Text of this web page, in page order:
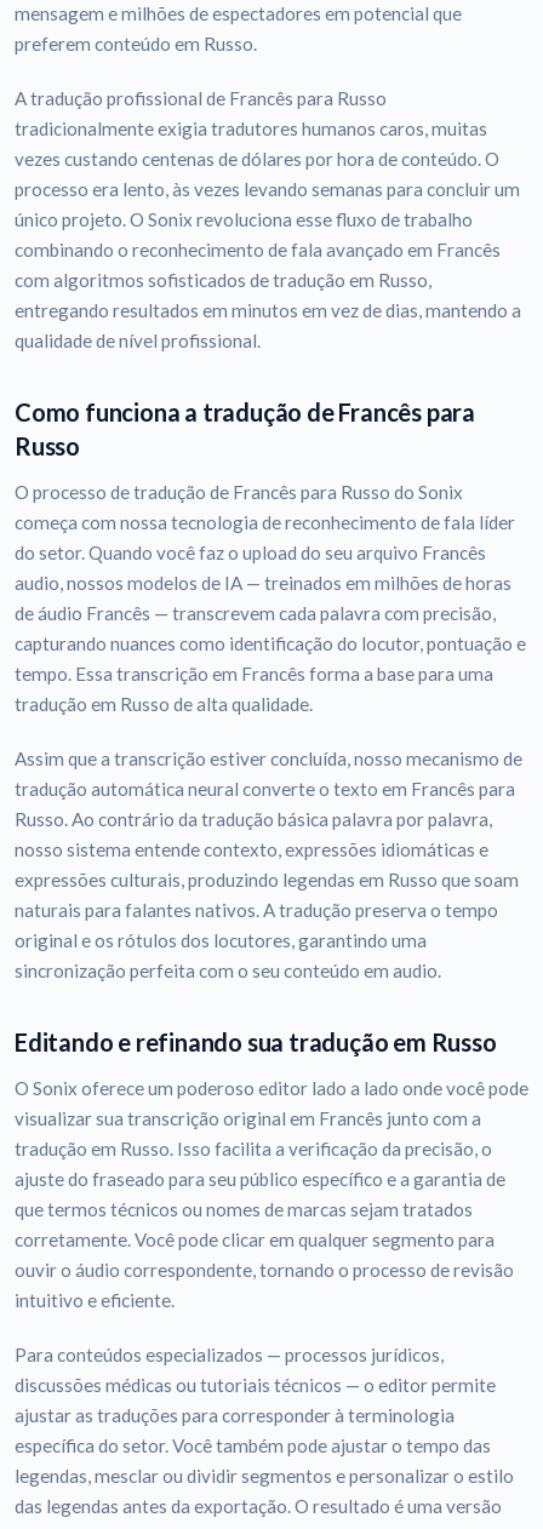
mensagem e milhões de espectadores em potencial que
preferem conteúdo em Russo.
A tradução profissional de Francês para Russo
tradicionalmente exigia tradutores humanos caros, muitas
vezes custando centenas de dólares por hora de conteúdo. O
processo era lento, às vezes levando semanas para concluir um
único projeto. O Sonix revoluciona esse fluxo de trabalho
combinando o reconhecimento de fala avançado em Francês
com algoritmos sofisticados de tradução em Russo,
entregando resultados em minutos em vez de dias, mantendo a
qualidade de nível profissional.
Como funciona a tradução de Francês para
Russo
O processo de tradução de Francês para Russo do Sonix
começa com nossa tecnologia de reconhecimento de fala líder
do setor. Quando você faz o upload do seu arquivo Francês
audio, nossos modelos de IA — treinados em milhões de horas
de áudio Francês — transcrevem cada palavra com precisão,
capturando nuances como identificação do locutor, pontuação e
tempo. Essa transcrição em Francês forma a base para uma
tradução em Russo de alta qualidade.
Assim que a transcrição estiver concluída, nosso mecanismo de
tradução automática neural converte o texto em Francês para
Russo. Ao contrário da tradução básica palavra por palavra,
nosso sistema entende contexto, expressões idiomáticas e
expressões culturais, produzindo legendas em Russo que soam
naturais para falantes nativos. A tradução preserva o tempo
original e os rótulos dos locutores, garantindo uma
sincronização perfeita com o seu conteúdo em audio.
Editando e refinando sua tradução em Russo
O Sonix oferece um poderoso editor lado a lado onde você pode
visualizar sua transcrição original em Francês junto com a
tradução em Russo. Isso facilita a verificação da precisão, o
ajuste do fraseado para seu público específico e a garantia de
que termos técnicos ou nomes de marcas sejam tratados
corretamente. Você pode clicar em qualquer segmento para
ouvir o áudio correspondente, tornando o processo de revisão
intuitivo e eficiente.
Para conteúdos especializados — processos jurídicos,
discussões médicas ou tutoriais técnicos — o editor permite
ajustar as traduções para corresponder à terminologia
específica do setor. Você também pode ajustar o tempo das
legendas, mesclar ou dividir segmentos e personalizar o estilo
das legendas antes da exportação. O resultado é uma versão